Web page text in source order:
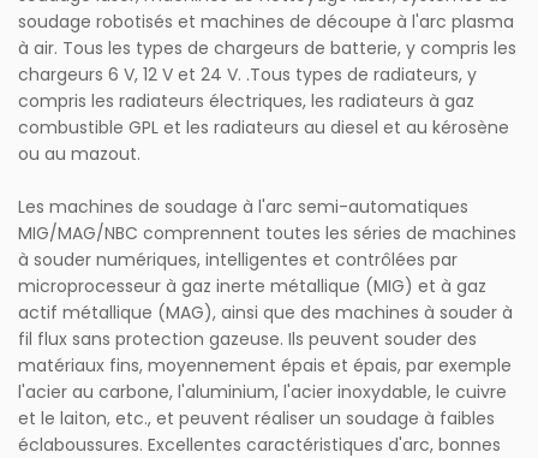
soudage robotisés et machines de découpe à l'arc plasma
à air. Tous les types de chargeurs de batterie, y compris les
chargeurs 6 V, 12 V et 24 V. .Tous types de radiateurs, y
compris les radiateurs électriques, les radiateurs à gaz
combustible GPL et les radiateurs au diesel et au kérosène
ou au mazout.
Les machines de soudage à l'arc semi-automatiques
MIG/MAG/NBC comprennent toutes les séries de machines
à souder numériques, intelligentes et contrôlées par
microprocesseur à gaz inerte métallique (MIG) et à gaz
actif métallique (MAG), ainsi que des machines à souder à
fil flux sans protection gazeuse. Ils peuvent souder des
matériaux fins, moyennement épais et épais, par exemple
l'acier au carbone, l'aluminium, l'acier inoxydable, le cuivre
et le laiton, etc., et peuvent réaliser un soudage à faibles
éclaboussures. Excellentes caractéristiques d'arc, bonnes